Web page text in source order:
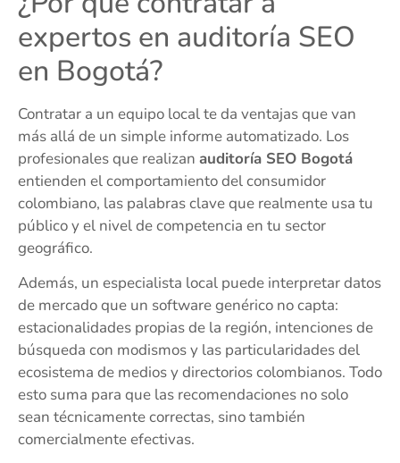
expertos en auditoría SEO
en Bogotá?
Contratar a un equipo local te da ventajas que van
más allá de un simple informe automatizado. Los
profesionales que realizan auditoría SEO Bogotá
entienden el comportamiento del consumidor
colombiano, las palabras clave que realmente usa tu
público y el nivel de competencia en tu sector
geográfico.
Además, un especialista local puede interpretar datos
de mercado que un software genérico no capta:
estacionalidades propias de la región, intenciones de
búsqueda con modismos y las particularidades del
ecosistema de medios y directorios colombianos. Todo
esto suma para que las recomendaciones no solo
sean técnicamente correctas, sino también
comercialmente efectivas.